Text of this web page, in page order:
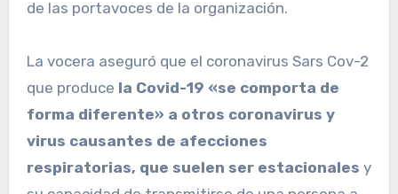
de las portavoces de la organización.
La vocera aseguró que el coronavirus Sars Cov-2
que produce la Covid-19 «se comporta de
forma diferente» a otros coronavirus y
virus causantes de afecciones
respiratorias, que suelen ser estacionales y